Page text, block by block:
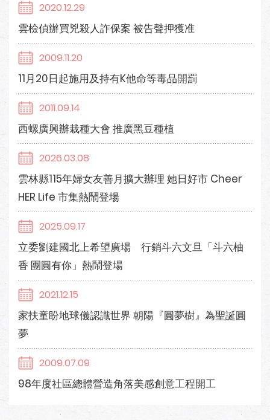
2020.12.29
雲檢偵辦買兇殺人詐保案 被告聲押獲准
2009.11.20
11月20日起施用及持有K他命等毒品開罰
2011.09.14
西螺廣興辦栽種大會 推廣黑豆種植
2026.03.08
雲林縣115年婦女友善月擴大辦理 她日好市 Cheer
HER Life 市集熱鬧登場
2025.09.17
立委劉建國北上希望廣場 行銷斗六文旦「斗六柚
香 團圓有你」熱鬧登場
2021.12.15
家扶童盼地球儀認識世界 朝陽『圓夢樹』為聖誕圓
夢
2009.07.09
98年度社區總體營造角落美感創意工程開工